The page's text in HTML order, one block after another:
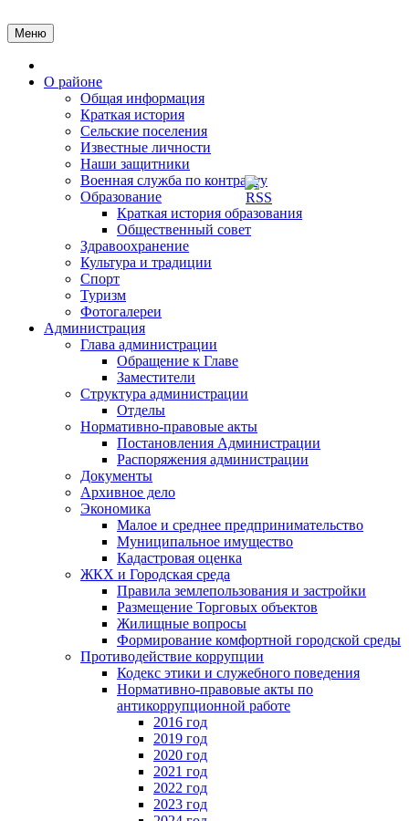
к
содержимому
Меню
О районе
Общая информация
Краткая история
Сельские поселения
Известные личности
Наши защитники
Военная служба по контракту
Образование
Краткая история образования
Общественный совет
Здравоохранение
Культура и традиции
Спорт
Туризм
Фотогалереи
Администрация
Глава администрации
Обращение к Главе
Заместители
Структура администрации
Отделы
Нормативно-правовые акты
Постановления Администрации
Распоряжения администрации
Документы
Архивное дело
Экономика
Малое и среднее предпринимательство
Муниципальное имущество
Кадастровая оценка
ЖКХ и Городская среда
Правила землепользования и застройки
Размещение Торговых объектов
Жилищные вопросы
Формирование комфортной городской среды
Противодействие коррупции
Кодекс этики и служебного поведения
Нормативно-правовые акты по
антикоррупционной работе
2016 год
2019 год
2020 год
2021 год
2022 год
2023 год